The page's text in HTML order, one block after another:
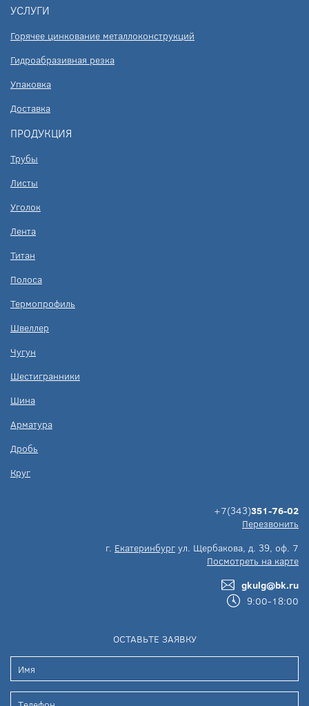
УСЛУГИ
Горячее цинкование металлоконструкций
Гидроабразивная резка
Упаковка
Доставка
ПРОДУКЦИЯ
Трубы
Листы
Уголок
Лента
Титан
Полоса
Термопрофиль
Швеллер
Чугун
Шестигранники
Шина
Арматура
Дробь
Круг
+7(343)351-76-02
Перезвонить
г. Екатеринбург ул. Щербакова, д. 39, оф. 7
Посмотреть на карте
gkulg@bk.ru
9:00-18:00
ОСТАВЬТЕ ЗАЯВКУ